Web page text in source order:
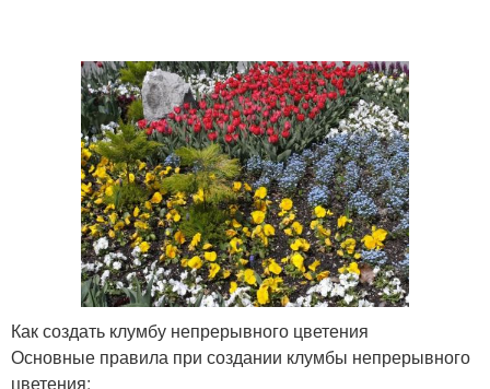
Как создать клумбу непрерывного цветения
Основные правила при создании клумбы непрерывного
цветения: